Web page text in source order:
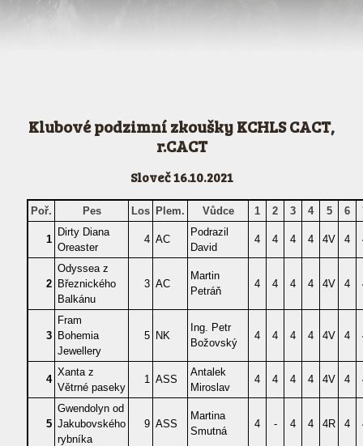
Klubové podzimní zkoušky KCHLS CACT,
r.CACT
Sloveč 16.10.2021
Poř. Pes Los Plem. Vůdce 1 2 3 4 5 6
1
Dirty Diana
Oreaster
4 AC
Podrazil
David
4 4 4 4 4V 4
2
Odyssea z
Březnického
Balkánu
3 AC
Martin
Petráň
4 4 4 4 4V 4
3
Fram
Bohemia
Jewellery
5 NK
Ing. Petr
Božovský
4 4 4 4 4V 4
4
Xanta z
Větrné paseky
1 ASS
Antalek
Miroslav
4 4 4 4 4V 4
5
Gwendolyn od
Jakubovského
rybníka
9 ASS
Martina
Smutná
4 - 4 4 4R 4